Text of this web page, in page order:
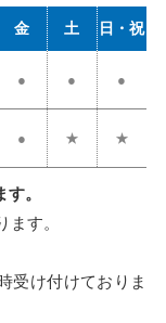
金 土 日・祝
● ● ●
● ★ ★
。
す。
受け付けておりま